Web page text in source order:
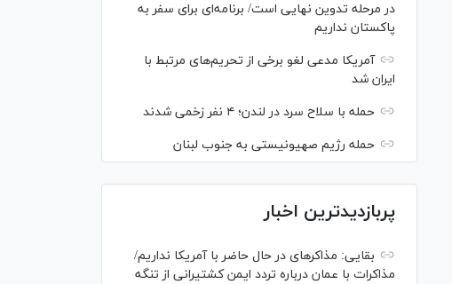
در مرحله تدوین نهایی است/ برنامه‌ای برای سفر به
پاکستان نداریم
آمریکا مدعی لغو برخی از تحریم‌های مرتبط با
ایران شد
حمله با سلاح سرد در لندن؛ ۴ نفر زخمی شدند
حمله رژیم صهیونیستی به جنوب لبنان
پربازدیدترین اخبار
بقایی: مذاکره‎ای در حال حاضر با آمریکا نداریم/
مذاکرات با عمان درباره تردد ایمن کشتیرانی از تنگه